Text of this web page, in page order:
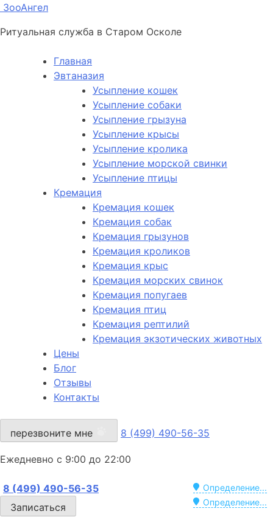
ЗооАнгел
Ритуальная служба в Старом Осколе
Главная
Эвтаназия
Усыпление кошек
Усыпление собаки
Усыпление грызуна
Усыпление крысы
Усыпление кролика
Усыпление морской свинки
Усыпление птицы
Кремация
Кремация кошек
Кремация собак
Кремация грызунов
Кремация кроликов
Кремация крыс
Кремация морских свинок
Кремация попугаев
Кремация птиц
Кремация рептилий
Кремация экзотических животных
Цены
Блог
Отзывы
Контакты
перезвоните мне 8 (499) 490-56-35
Ежедневно с 9:00 до 22:00
Определение...
8 (499) 490-56-35
Определение...
Записаться